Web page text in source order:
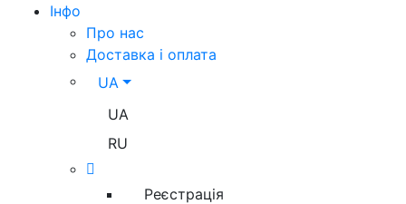
Iнфо
Про нас
Доставка і оплата
UA
UA
RU
Реєстрація